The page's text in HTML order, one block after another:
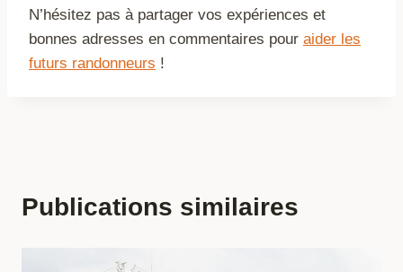
N’hésitez pas à partager vos expériences et
bonnes adresses en commentaires pour aider les
futurs randonneurs !
Publications similaires